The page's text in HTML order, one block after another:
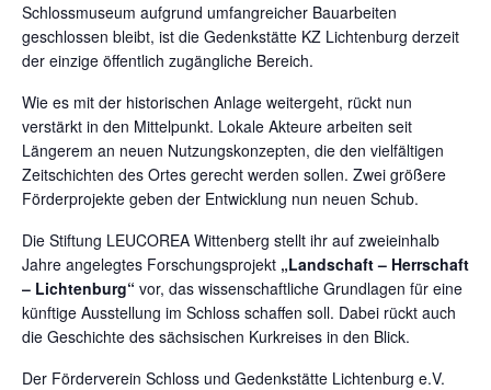
Schlossmuseum aufgrund umfangreicher Bauarbeiten
geschlossen bleibt, ist die Gedenkstätte KZ Lichtenburg derzeit
der einzige öffentlich zugängliche Bereich.
Wie es mit der historischen Anlage weitergeht, rückt nun
verstärkt in den Mittelpunkt. Lokale Akteure arbeiten seit
Längerem an neuen Nutzungskonzepten, die den vielfältigen
Zeitschichten des Ortes gerecht werden sollen. Zwei größere
Förderprojekte geben der Entwicklung nun neuen Schub.
Die Stiftung LEUCOREA Wittenberg stellt ihr auf zweieinhalb
Jahre angelegtes Forschungsprojekt „Landschaft – Herrschaft
– Lichtenburg“ vor, das wissenschaftliche Grundlagen für eine
künftige Ausstellung im Schloss schaffen soll. Dabei rückt auch
die Geschichte des sächsischen Kurkreises in den Blick.
Der Förderverein Schloss und Gedenkstätte Lichtenburg e.V.